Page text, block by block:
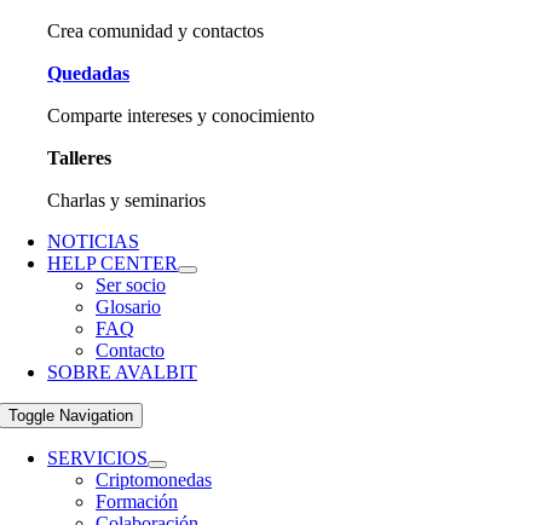
Crea comunidad y contactos
Quedadas
Comparte intereses y conocimiento
Talleres
Charlas y seminarios
NOTICIAS
HELP CENTER
Ser socio
Glosario
FAQ
Contacto
SOBRE AVALBIT
Toggle Navigation
SERVICIOS
Criptomonedas
Formación